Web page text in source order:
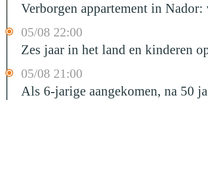
Verborgen appartement in
05/08 22:00
Zes jaar in het land en kinderen
05/08 21:00
Als 6-jarige aangekomen, na 50